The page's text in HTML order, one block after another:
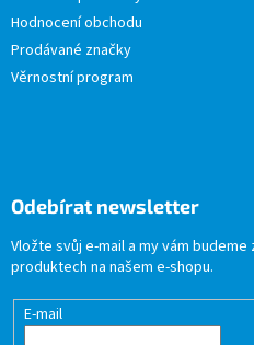
Hodnocení obchodu
Prodávané značky
Věrnostní program
Odebírat newsletter
Vložte svůj e-mail a my vám
produktech na našem e-shopu.
E-mail